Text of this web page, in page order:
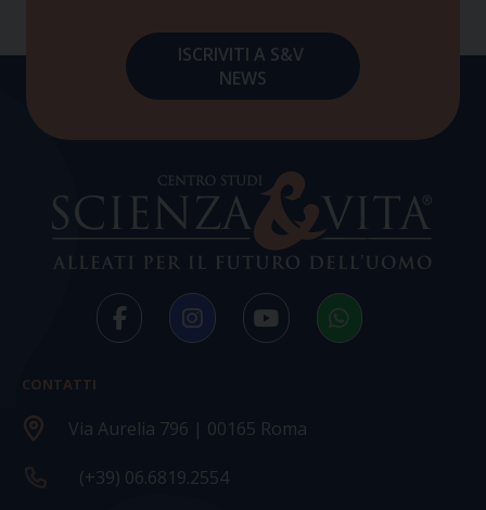
CONTATTI
Via Aurelia 796 | 00165 Roma
(+39) 06.6819.2554